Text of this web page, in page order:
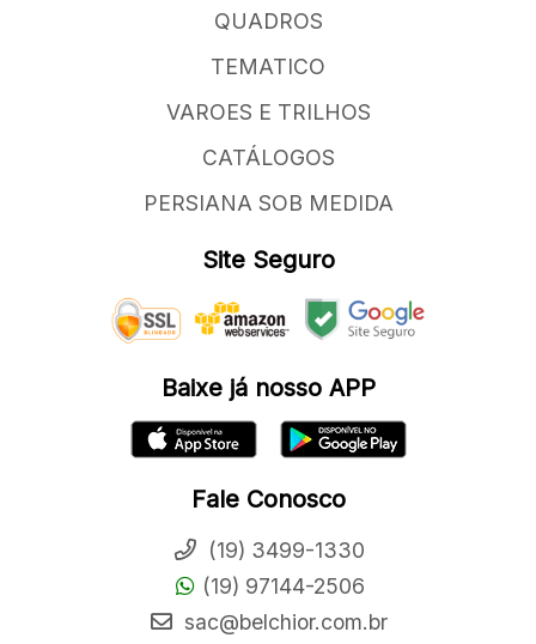
QUADROS
TEMATICO
VAROES E TRILHOS
CATÁLOGOS
PERSIANA SOB MEDIDA
Site Seguro
Baixe já nosso APP
Fale Conosco
(19) 3499-1330
(19) 97144-2506
sac@belchior.com.br